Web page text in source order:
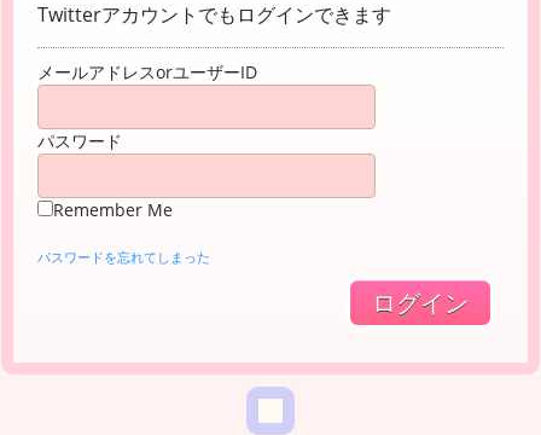
Twitterアカウントでもログインできます
メールアドレスorユーザーID
パスワード
Remember Me
パスワードを忘れてしまった